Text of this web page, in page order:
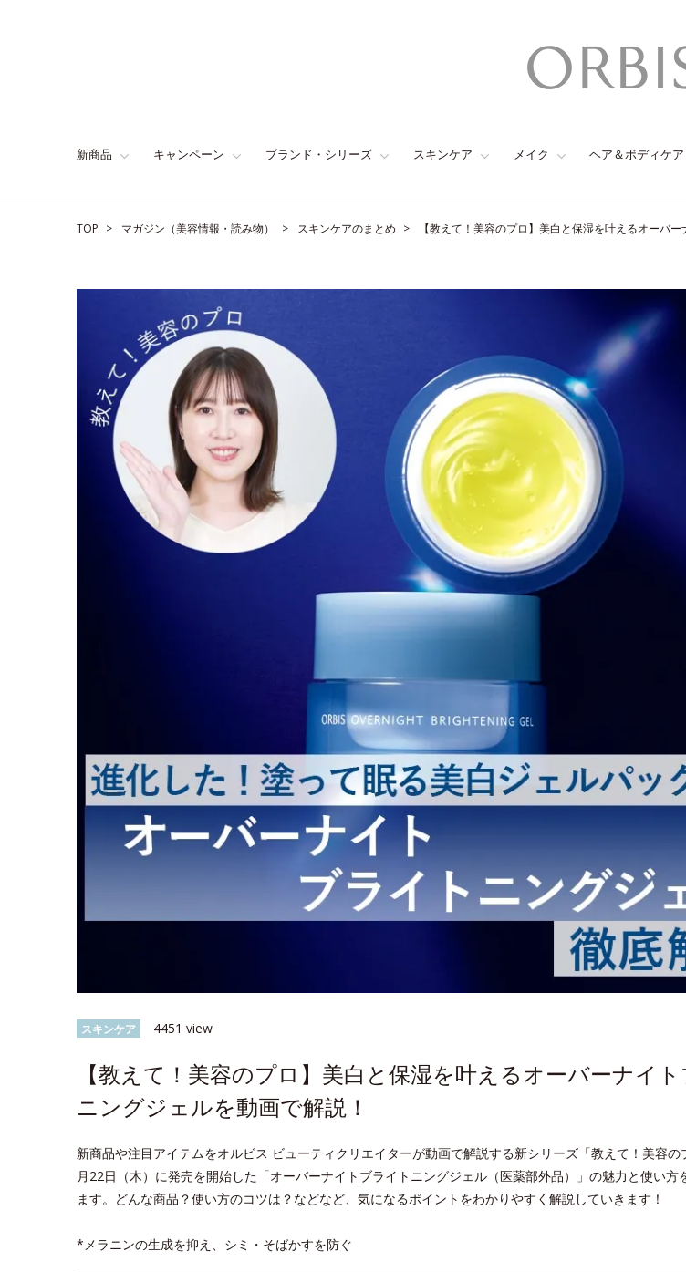
新商品 キャンペーン ブランド・シリーズ スキンケア メイク ヘア＆ボディケア
TOP マガジン（美容情報・読み物） スキンケアのまとめ 【教えて！美容のプロ】美白と保湿を叶えるオーバ
スキンケア 4451 view
【教えて！美容のプロ】美白と保湿を叶えるオーバーナイ
ニングジェルを動画で解説！
新商品や注目アイテムをオルビス ビューティクリエイターが動画で解説する新シリーズ「教えて！美容の
月22日（木）に発売を開始した「オーバーナイトブライトニングジェル（医薬部外品）」の魅力と使い方
ます。どんな商品？使い方のコツは？などなど、気になるポイントをわかりやすく解説していきます！
*メラニンの生成を抑え、シミ・そばかすを防ぐ